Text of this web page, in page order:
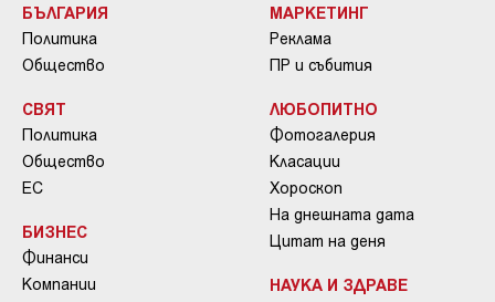
БЪЛГАРИЯ
Политика
Общество
СВЯТ
Политика
Общество
ЕС
БИЗНЕС
Финанси
Компании
МАРКЕТИНГ
Реклама
ПР и събития
ЛЮБОПИТНО
Фотогалерия
Класации
Хороскоп
На днешната дата
Цитат на деня
НАУКА И ЗДРАВЕ